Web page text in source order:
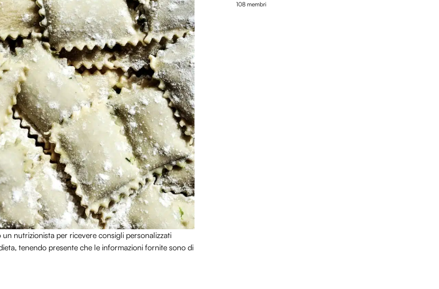
nutrizionista per ricevere consigli personalizzati
tenendo presente che le informazioni fornite sono di
108 membri